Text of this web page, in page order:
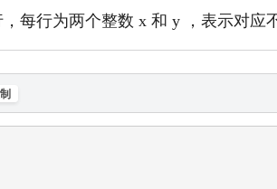
每行为两个整数 x 和 y ，表示对应